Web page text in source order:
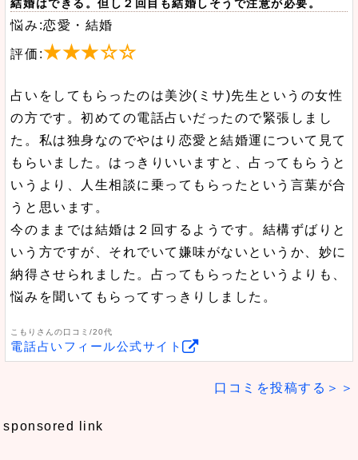
結婚はできる。但し２回目も結婚しそうで注意が必要。
悩み:恋愛・結婚
評価:★★★☆☆
占いをしてもらったのは美沙(ミサ)先生というの女性
の方です。初めての電話占いだったので緊張しまし
た。私は独身なのでやはり恋愛と結婚運について見て
もらいました。はっきりいいますと、占ってもらうと
いうより、人生相談に乗ってもらったという言葉が合
うと思います。
今のままでは結婚は２回するようです。結構ずばりと
いう方ですが、それでいて嫌味がないというか、妙に
納得させられました。占ってもらったというよりも、
悩みを聞いてもらってすっきりしました。
こもりさんの口コミ/20代
電話占いフィール公式サイト
口コミを投稿する＞＞
sponsored link